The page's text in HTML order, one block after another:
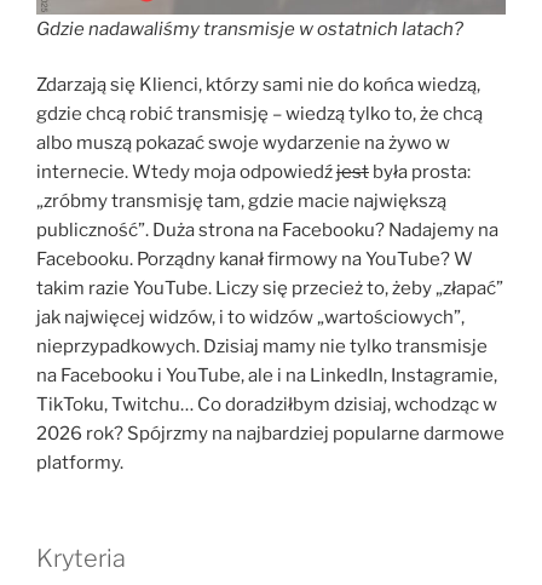
Gdzie nadawaliśmy transmisje w ostatnich latach?
Zdarzają się Klienci, którzy sami nie do końca wiedzą,
gdzie chcą robić transmisję – wiedzą tylko to, że chcą
albo muszą pokazać swoje wydarzenie na żywo w
internecie. Wtedy moja odpowiedźjest była prosta:
„zróbmy transmisję tam, gdzie macie największą
publiczność”. Duża strona na Facebooku? Nadajemy na
Facebooku. Porządny kanał firmowy na YouTube? W
takim razie YouTube. Liczy się przecież to, żeby „złapać”
jak najwięcej widzów, i to widzów „wartościowych”,
nieprzypadkowych. Dzisiaj mamy nie tylko transmisje
na Facebooku i YouTube, ale i na LinkedIn, Instagramie,
TikToku, Twitchu… Co doradziłbym dzisiaj, wchodząc w
2026 rok? Spójrzmy na najbardziej popularne darmowe
platformy.
Kryteria